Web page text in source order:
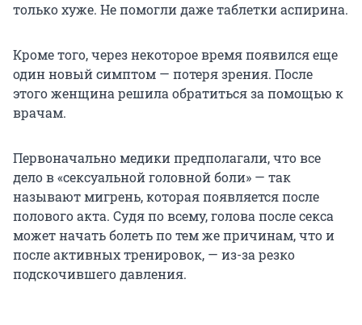
только хуже. Не помогли даже таблетки аспирина.
Кроме того, через некоторое время появился еще
один новый симптом — потеря зрения. После
этого женщина решила обратиться за помощью к
врачам.
Первоначально медики предполагали, что все
дело в «сексуальной головной боли» — так
называют мигрень, которая появляется после
полового акта. Судя по всему, голова после секса
может начать болеть по тем же причинам, что и
после активных тренировок, — из-за резко
подскочившего давления.